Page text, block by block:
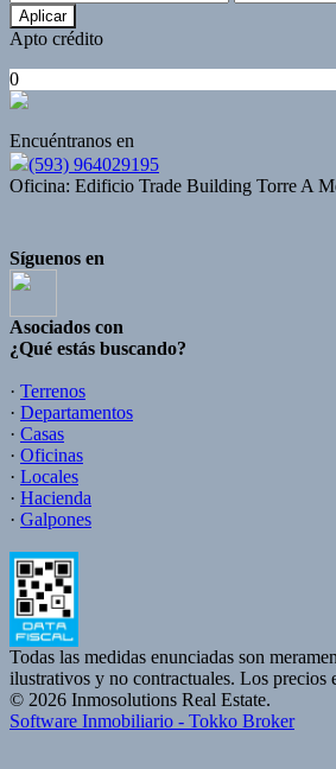
Aplicar
Apto crédito
0
Encuéntranos en
(593) 964029195
Oficina: Edificio Trade Building Torre A
Síguenos en
Asociados con
¿Qué estás buscando?
· Terrenos
· Departamentos
· Casas
· Oficinas
· Locales
· Hacienda
· Galpones
Todas las medidas enunciadas son
ilustrativos y no contractuales. Los precios
© 2026 Inmosolutions Real Estate.
Software Inmobiliario - Tokko Broker